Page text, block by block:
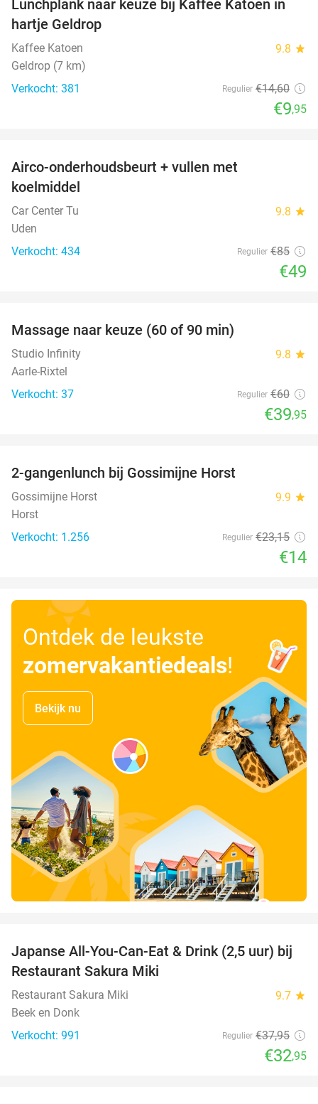
32%
Lunchplank naar keuze bij Kaffee Katoen in
hartje Geldrop
Kaffee Katoen 9.8 star
Geldrop (7 km)
Verkocht: 381
Regulier €14,60
€9,95
Airco-onderhoudsbeurt + vullen met
koelmiddel
Car Center Tu 9.8 star
Uden
Verkocht: 434
Regulier €85
€49
Massage naar keuze (60 of 90 min)
Studio Infinity 9.8 star
Aarle-Rixtel
Verkocht: 37
Regulier €60
€39,95
2-gangenlunch bij Gossimijne Horst
Gossimijne Horst 9.9 star
Horst
Verkocht: 1.256
Regulier €23,15
€14
Ontdek de leukste
zomervakantiedeals!
Bekijk nu
13%
Japanse All-You-Can-Eat & Drink (2,5 uur) bij
Restaurant Sakura Miki
Restaurant Sakura Miki 9.7 star
Beek en Donk
Verkocht: 991
Regulier €37,95
€32,95